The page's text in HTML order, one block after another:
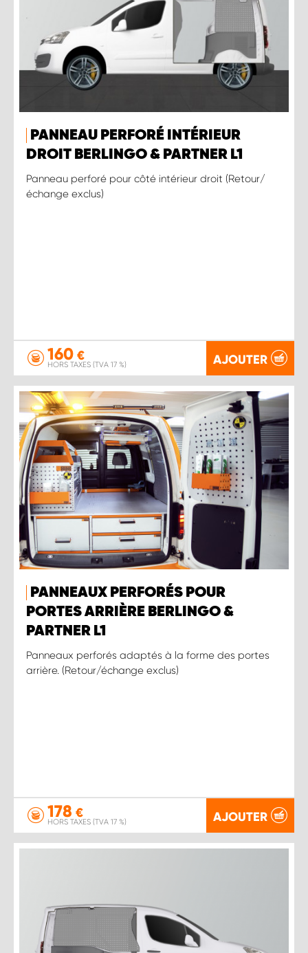
PANNEAU PERFORÉ INTÉRIEUR
DROIT BERLINGO & PARTNER L1
Panneau perforé pour côté intérieur droit (Retour/
échange exclus)
160 €
HORS TAXES (TVA 17 %) AJOUTER
PANNEAUX PERFORÉS POUR
PORTES ARRIÈRE BERLINGO &
PARTNER L1
Panneaux perforés adaptés à la forme des portes
arrière. (Retour/échange exclus)
178 €
HORS TAXES (TVA 17 %) AJOUTER